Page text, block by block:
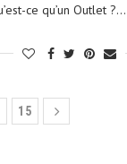
ce qu’un Outlet ?…
15